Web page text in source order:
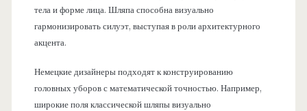
тела и форме лица. Шляпа способна визуально
гармонизировать силуэт, выступая в роли архитектурного
акцента.
Немецкие дизайнеры подходят к конструированию
головных уборов с математической точностью. Например,
широкие поля классической шляпы визуально